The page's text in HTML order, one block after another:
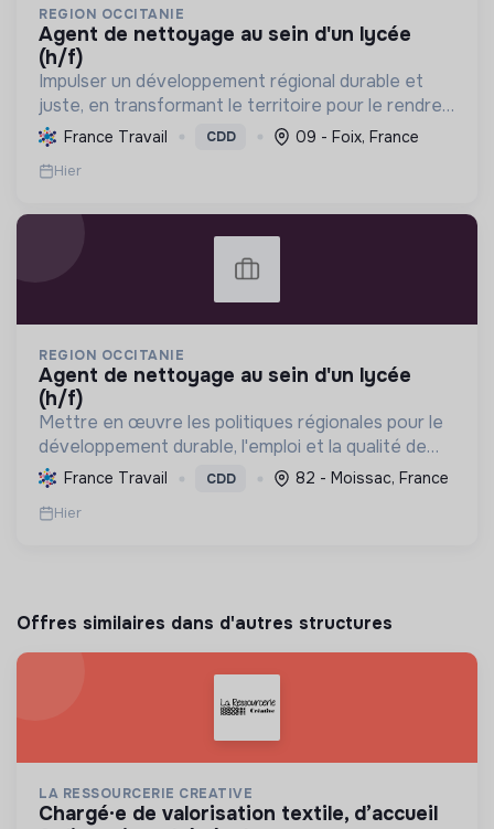
REGION OCCITANIE
agent de nettoyage au sein d'un lycée
(h/f)
Impulser un développement régional durable et
juste, en transformant le territoire pour le rendre
résilient et leader en énergie positive d'ici 2050.
France Travail CDD 09 - Foix, France
Hier
REGION OCCITANIE
agent de nettoyage au sein d'un lycée
(h/f)
Mettre en œuvre les politiques régionales pour le
développement durable, l'emploi et la qualité de
vie, en s'engageant pour une Occitanie pionnière
en transition écologique et sociale.
France Travail CDD 82 - Moissac, France
Hier
Offres similaires dans d'autres structures
LA RESSOURCERIE CREATIVE
chargé·e de valorisation textile, d’accueil